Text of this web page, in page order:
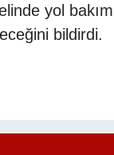
yol
bildirdi.